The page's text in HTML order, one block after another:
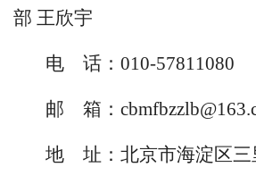
部 王欣宇
电 话：010-57811080
邮 箱：
地 址：北京市海淀区三